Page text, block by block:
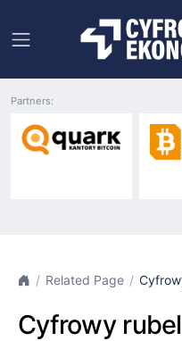
Partners:
Related Page
Cyfrowy